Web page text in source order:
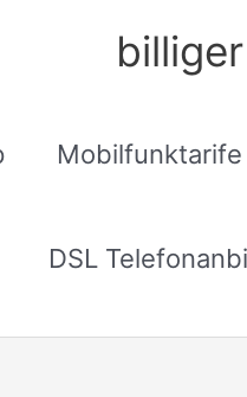
Mobilfunktarife
DSL